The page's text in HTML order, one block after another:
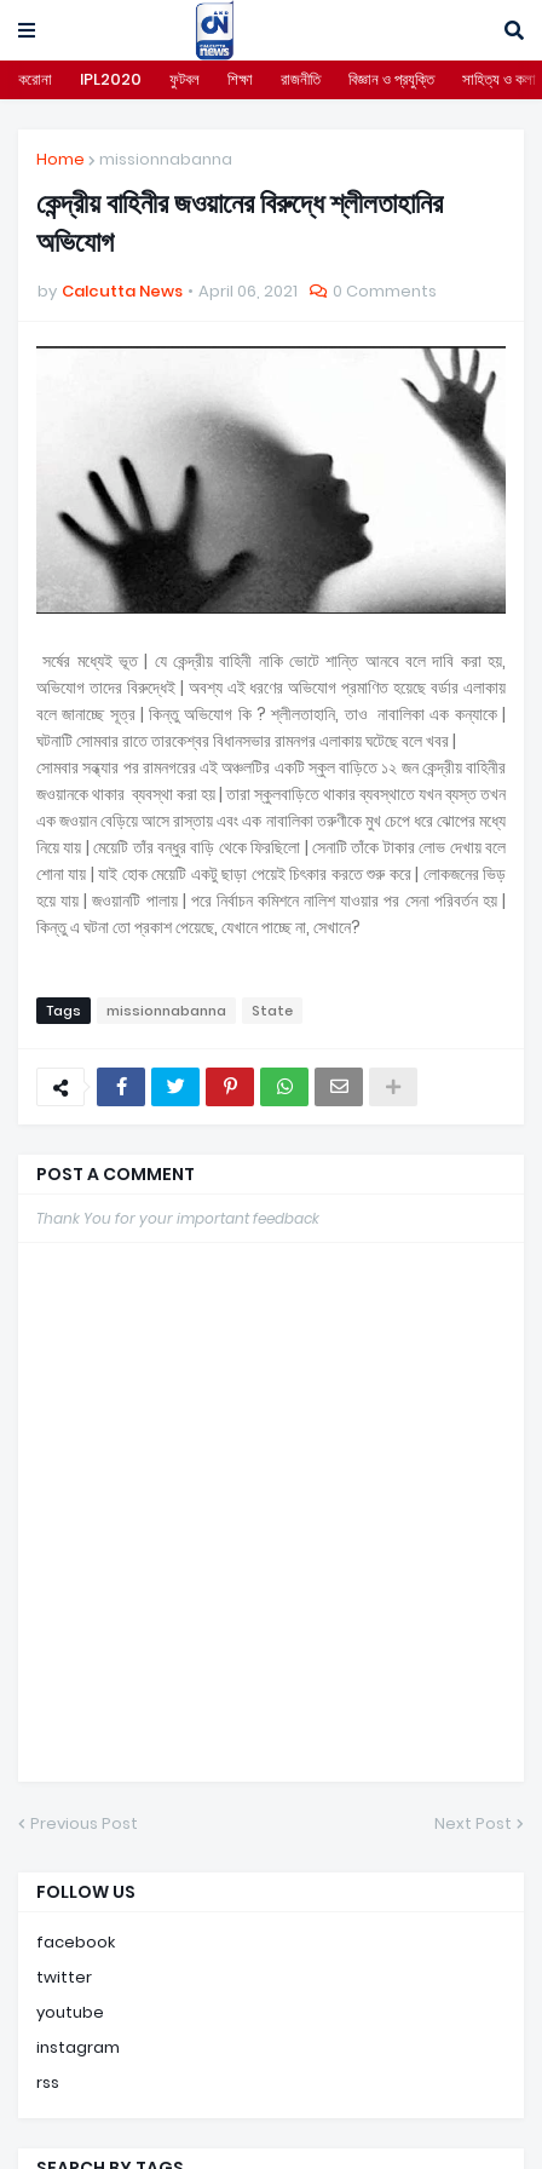
করোনা IPL2020 ফুটবল শিক্ষা রাজনীতি বিজ্ঞান ও প্রযুক্তি সাহিত্য ও কলা
Home missionnabanna
কেন্দ্রীয় বাহিনীর জওয়ানের বিরুদ্ধে শ্লীলতাহানির
অভিযোগ
by Calcutta News April 06, 2021 0 Comments
সর্ষের মধ্যেই ভূত | যে কেন্দ্রীয় বাহিনী নাকি ভোটে শান্তি আনবে বলে দাবি করা হয়,
অভিযোগ তাদের বিরুদ্ধেই | অবশ্য এই ধরণের অভিযোগ প্রমাণিত হয়েছে বর্ডার এলাকায়
বলে জানাচ্ছে সূত্র | কিন্তু অভিযোগ কি ? শ্লীলতাহানি, তাও নাবালিকা এক কন্যাকে |
ঘটনাটি সোমবার রাতে তারকেশ্বর বিধানসভার রামনগর এলাকায় ঘটেছে বলে খবর |
সোমবার সন্ধ্যার পর রামনগরের এই অঞ্চলটির একটি স্কুল বাড়িতে ১২ জন কেন্দ্রীয় বাহিনীর
জওয়ানকে থাকার ব্যবস্থা করা হয় | তারা স্কুলবাড়িতে থাকার ব্যবস্থাতে যখন ব্যস্ত তখন
এক জওয়ান বেড়িয়ে আসে রাস্তায় এবং এক নাবালিকা তরুণীকে মুখ চেপে ধরে ঝোপের মধ্যে
নিয়ে যায় | মেয়েটি তাঁর বন্ধুর বাড়ি থেকে ফিরছিলো | সেনাটি তাঁকে টাকার লোভ দেখায় বলে
শোনা যায় | যাই হোক মেয়েটি একটু ছাড়া পেয়েই চিৎকার করতে শুরু করে | লোকজনের ভিড়
হয়ে যায় | জওয়ানটি পালায় | পরে নির্বাচন কমিশনে নালিশ যাওয়ার পর সেনা পরিবর্তন হয় |
কিন্তু এ ঘটনা তো প্রকাশ পেয়েছে, যেখানে পাচ্ছে না, সেখানে?
Tags missionnabanna State
POST A COMMENT
Thank You for your important feedback
Previous Post Next Post
FOLLOW US
facebook
twitter
youtube
instagram
rss